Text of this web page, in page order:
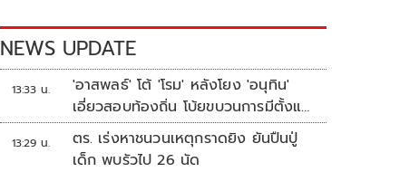
NEWS UPDATE
13:33 น.
'อาสพลธ์' โต้ 'โรม' หลังโยง 'อนุทิน'
เอี่ยวสอบท้องถิ่น โบ้ยขบวนการมีตั้งแต่
ปี 62-64
13:29 น.
ตร. เร่งหาชนวนเหตุกราดยิง ยันปืนปู่
เด็ก พบรัวไป 26 นัด